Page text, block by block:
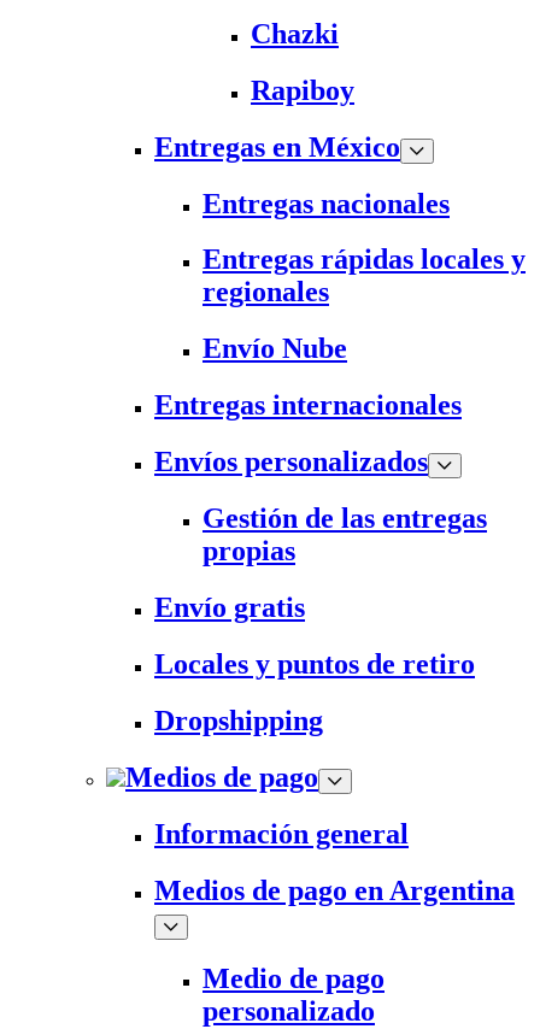
Chazki
Rapiboy
Entregas en México
Entregas nacionales
Entregas rápidas locales y
regionales
Envío Nube
Entregas internacionales
Envíos personalizados
Gestión de las entregas
propias
Envío gratis
Locales y puntos de retiro
Dropshipping
Medios de pago
Información general
Medios de pago en Argentina
Medio de pago
personalizado